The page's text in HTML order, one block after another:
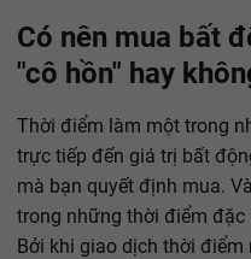
Có nên mua bất
"cô hồn" hay
Thời điểm làm một trong
trực tiếp đến giá trị bất
mà bạn quyết định mua.
trong những thời điểm đặc
Bởi khi giao dịch thời điểm